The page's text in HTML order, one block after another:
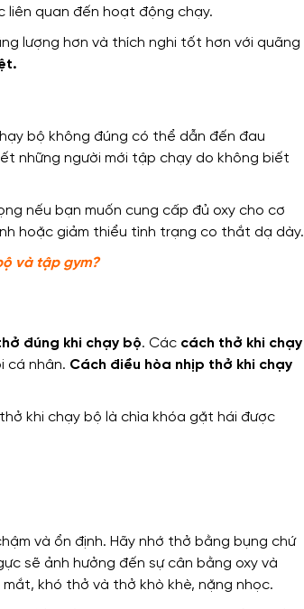
quan đến hoạt động chạy.
lượng hơn và thích nghi tốt hơn với quãng
bộ không đúng có thể dẫn đến đau
những người mới tập chạy do không biết
nếu bạn muốn cung cấp đủ oxy cho cơ
hoặc giảm thiểu tình trạng co thắt dạ dày.
và tập gym?
đúng khi chạy bộ. Các cách thở khi chạy
cá nhân. Cách điều hòa nhịp thở khi chạy
và ổn định. Hãy nhớ thở bằng bụng chứ
sẽ ảnh hưởng đến sự cân bằng oxy và
khó thở và thở khò khè, nặng nhọc.